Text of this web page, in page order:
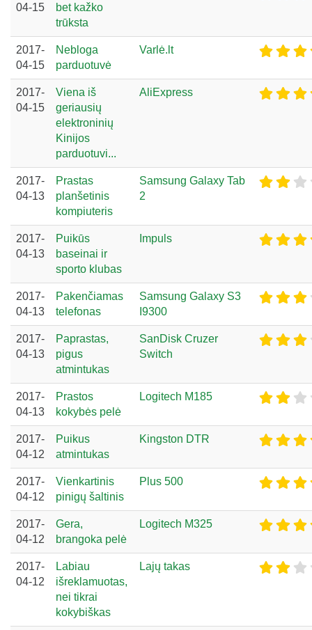
04-15
bet kažko
trūksta
2017-
04-15
Nebloga
parduotuvė
Varlė.lt
2017-
04-15
Viena iš
geriausių
elektroninių
Kinijos
parduotuvi...
AliExpress
2017-
04-13
Prastas
planšetinis
kompiuteris
Samsung Galaxy Tab
2
2017-
04-13
Puikūs
baseinai ir
sporto klubas
Impuls
2017-
04-13
Pakenčiamas
telefonas
Samsung Galaxy S3
I9300
2017-
04-13
Paprastas,
pigus
atmintukas
SanDisk Cruzer
Switch
2017-
04-13
Prastos
kokybės pelė
Logitech M185
2017-
04-12
Puikus
atmintukas
Kingston DTR
2017-
04-12
Vienkartinis
pinigų šaltinis
Plus 500
2017-
04-12
Gera,
brangoka pelė
Logitech M325
2017-
04-12
Labiau
išreklamuotas,
nei tikrai
kokybiškas
Lajų takas